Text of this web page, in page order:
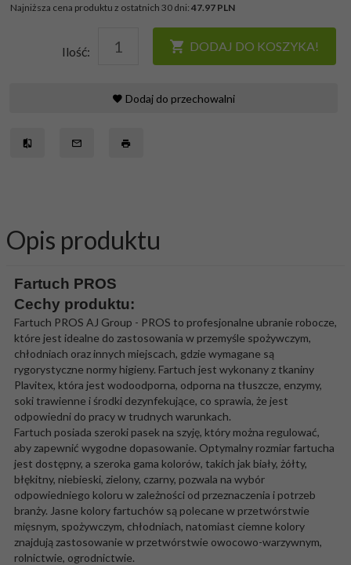
Najniższa cena produktu z ostatnich 30 dni: 47.97 PLN
Ilość: DODAJ DO KOSZYKA!
Dodaj do przechowalni
Opis produktu
Fartuch PROS
Cechy produktu:
Fartuch PROS AJ Group - PROS to profesjonalne ubranie robocze,
które jest idealne do zastosowania w przemyśle spożywczym,
chłodniach oraz innych miejscach, gdzie wymagane są
rygorystyczne normy higieny. Fartuch jest wykonany z tkaniny
Plavitex, która jest wodoodporna, odporna na tłuszcze, enzymy,
soki trawienne i środki dezynfekujące, co sprawia, że jest
odpowiedni do pracy w trudnych warunkach.
Fartuch posiada szeroki pasek na szyję, który można regulować,
aby zapewnić wygodne dopasowanie. Optymalny rozmiar fartucha
jest dostępny, a szeroka gama kolorów, takich jak biały, żółty,
błękitny, niebieski, zielony, czarny, pozwala na wybór
odpowiedniego koloru w zależności od przeznaczenia i potrzeb
branży. Jasne kolory fartuchów są polecane w przetwórstwie
mięsnym, spożywczym, chłodniach, natomiast ciemne kolory
znajdują zastosowanie w przetwórstwie owocowo-warzywnym,
rolnictwie, ogrodnictwie.